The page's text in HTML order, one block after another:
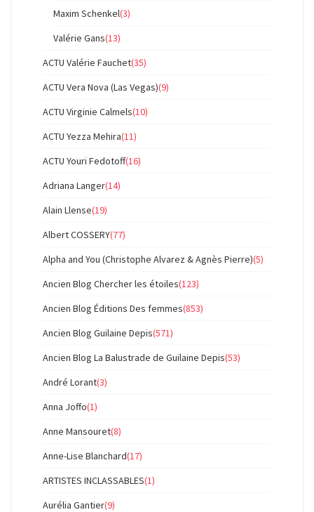
Maxim Schenkel(3)
Valérie Gans(13)
ACTU Valérie Fauchet(35)
ACTU Vera Nova (Las Vegas)(9)
ACTU Virginie Calmels(10)
ACTU Yezza Mehira(11)
ACTU Youri Fedotoff(16)
Adriana Langer(14)
Alain Llense(19)
Albert COSSERY(77)
Alpha and You (Christophe Alvarez & Agnès Pierre)(5)
Ancien Blog Chercher les étoiles(123)
Ancien Blog Éditions Des femmes(853)
Ancien Blog Guilaine Depis(571)
Ancien Blog La Balustrade de Guilaine Depis(53)
André Lorant(3)
Anna Joffo(1)
Anne Mansouret(8)
Anne-Lise Blanchard(17)
ARTISTES INCLASSABLES(1)
Aurélia Gantier(9)